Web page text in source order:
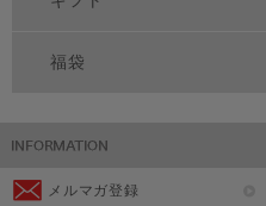
福袋
メルマガ登録